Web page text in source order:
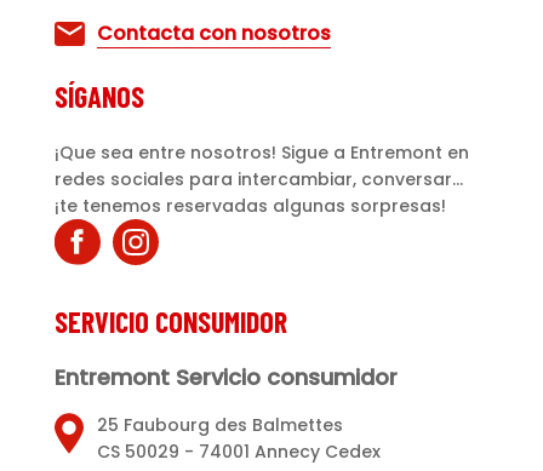
Contacta con nosotros
SÍGANOS
¡Que sea entre nosotros! Sigue a Entremont en
redes sociales para intercambiar, conversar...
¡te tenemos reservadas algunas sorpresas!
SERVICIO CONSUMIDOR
Entremont Servicio consumidor
25 Faubourg des Balmettes
CS 50029 - 74001 Annecy Cedex